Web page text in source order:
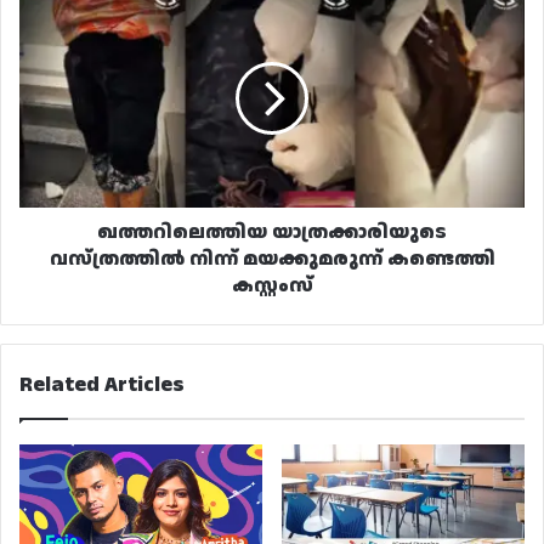
യാത്രക്കാരിയുടെ
വസ്ത്രത്തിൽ
നിന്ന്
മയക്കുമരുന്ന്
കണ്ടെത്തി
കസ്റ്റംസ്
ഖത്തറിലെത്തിയ യാത്രക്കാരിയുടെ
വസ്ത്രത്തിൽ നിന്ന് മയക്കുമരുന്ന് കണ്ടെത്തി
കസ്റ്റംസ്
Related Articles